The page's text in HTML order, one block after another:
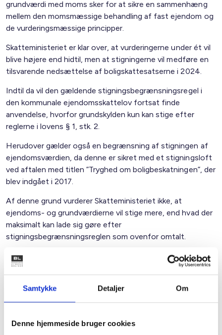
Samtykke Detaljer Om
Denne hjemmeside bruger cookies
grundværdi med moms sker for at sikre en sammenhæng
mellem den momsmæssige behandling af fast ejendom og
de vurderingsmæssige principper.
Skatteministeriet er klar over, at vurderingerne under ét vil
blive højere end hidtil, men at stigningerne vil medføre en
tilsvarende nedsættelse af boligskattesatserne i 2024.
Indtil da vil den gældende stigningsbegrænsningsregel i
den kommunale ejendomsskattelov fortsat finde
anvendelse, hvorfor grundskylden kun kan stige efter
reglerne i lovens § 1, stk. 2.
Herudover gælder også en begrænsning af stigningen af
ejendomsværdien, da denne er sikret med et stigningsloft
ved aftalen med titlen ”Tryghed om boligbeskatningen”, der
blev indgået i 2017.
Af denne grund vurderer Skatteministeriet ikke, at
ejendoms- og grundværdierne vil stige mere, end hvad der
maksimalt kan lade sig gøre efter
stigningsbegrænsningsreglen som ovenfor omtalt.
Skatteministeriet oplyser også, at forhandlingerne om
boligskatteforliget forud for år 2024 vil tage særligt